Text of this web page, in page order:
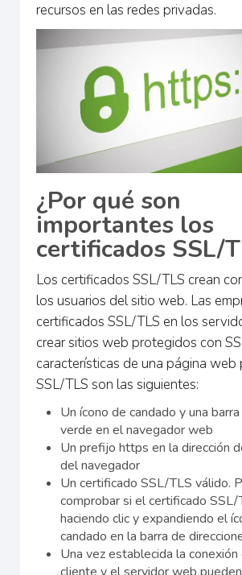
recursos en las redes privadas.
¿Por qué son
importantes los
certificados SSL/
Los certificados SSL/TLS crean
los usuarios del sitio web. Las
certificados SSL/TLS en los
crear sitios web protegidos con
características de una página
SSL/TLS son las siguientes:
Un ícono de candado y una
verde en el navegador web
Un prefijo https en la dirección
del navegador
Un certificado SSL/TLS válido.
comprobar si el certificado
haciendo clic y expandiendo el
candado en la barra de
Una vez establecida la